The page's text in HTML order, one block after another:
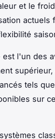
et le
l'un des
tels
sur